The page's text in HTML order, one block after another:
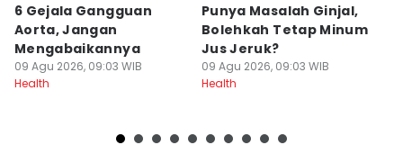
6 Gejala Gangguan
Aorta, Jangan
Mengabaikannya
09 Agu 2026, 09:03 WIB
Health
Punya Masalah Ginjal,
Bolehkah Tetap Minum
Jus Jeruk?
09 Agu 2026, 09:03 WIB
Health